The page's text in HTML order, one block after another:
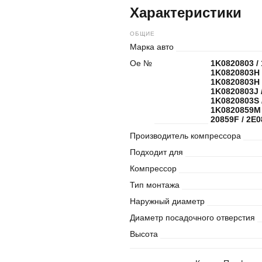
Характеристики
ОБЩИЕ
Марка авто
Oe №
1K0820803 /
1K0820803J
20859F /
Производитель компрессора
Подходит для
Компрессор
Тип монтажа
Наружный диаметр
Диаметр посадочного отверстия
Высота